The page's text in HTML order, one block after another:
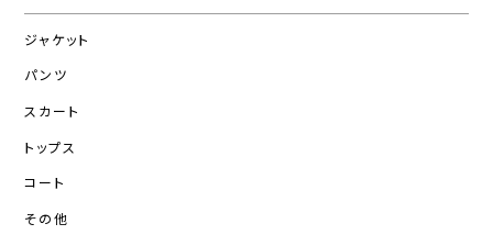
ジャケット
パンツ
スカート
トップス
コート
その他